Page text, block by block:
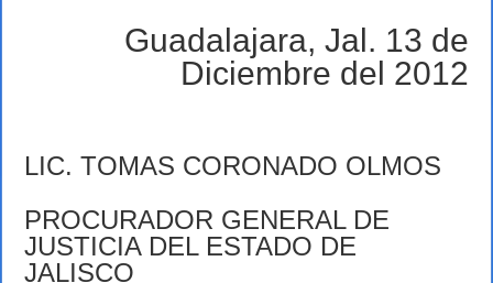
13-
2012
Guadalajara, Jal. 13 de
Diciembre del 2012
LIC. TOMAS CORONADO OLMOS
PROCURADOR GENERAL DE
JUSTICIA DEL ESTADO DE
JALISCO